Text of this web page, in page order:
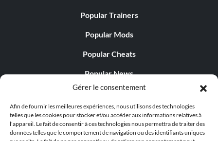
Gérer le consentement
Afin de fournir les meilleures expériences, nous utilisons des technologies
telles que les cookies pour stocker et/ou accéder aux informations relatives à
l'appareil. Le fait de consentir à ces technologies nous permettra de traiter des
données telles que le comportement de navigation ou des identifiants uniques
Popular Trainers
Popular Mods
Popular Cheats
Popular News
Popular Editorials
Popular Free Games
LATEST UPDATES